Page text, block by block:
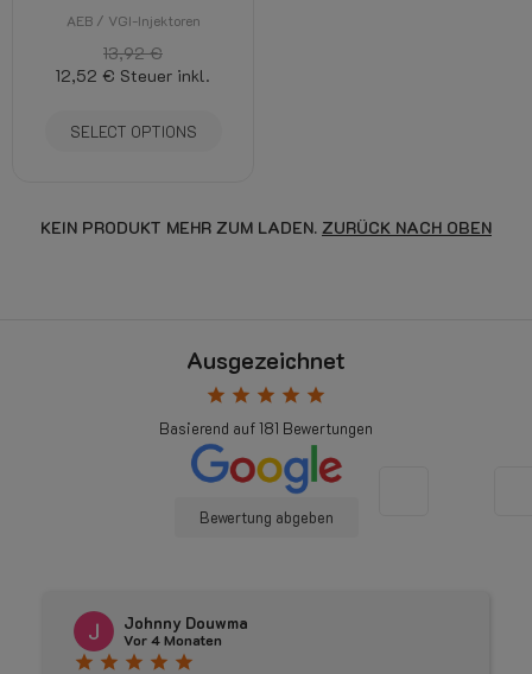
AEB / VGI-Injektoren
13,92 €
12,52 € Steuer inkl.
SELECT OPTIONS
KEIN PRODUKT MEHR ZUM LADEN. ZURÜCK NACH OBEN
Ausgezeichnet
star star star star star
Basierend auf181 Bewertungen
Bewertung abgeben
Johnny Douwma
Vor 4 Monaten
star star star star star